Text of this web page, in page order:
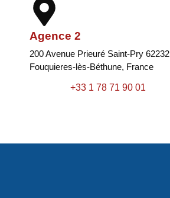
Agence 2
200 Avenue Prieuré Saint-Pry 62232
Fouquieres-lès-Béthune, France
+33 1 78 71 90 01